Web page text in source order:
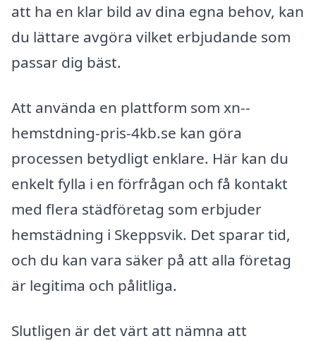
att ha en klar bild av dina egna behov, kan
du lättare avgöra vilket erbjudande som
passar dig bäst.
Att använda en plattform som xn--
hemstdning-pris-4kb.se kan göra
processen betydligt enklare. Här kan du
enkelt fylla i en förfrågan och få kontakt
med flera städföretag som erbjuder
hemstädning i Skeppsvik. Det sparar tid,
och du kan vara säker på att alla företag
är legitima och pålitliga.
Slutligen är det värt att nämna att